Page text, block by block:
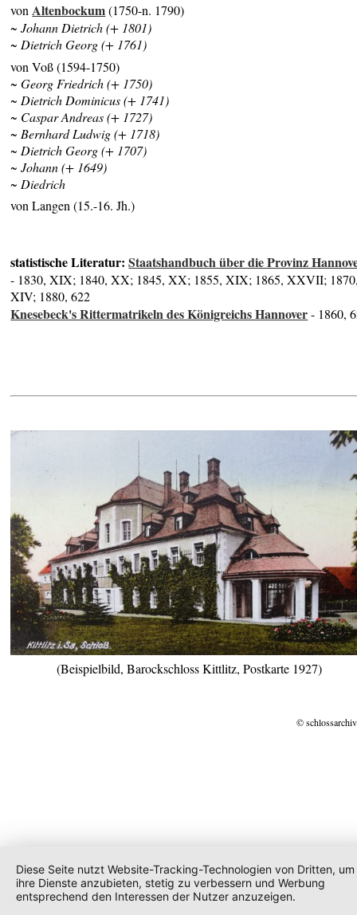
von Altenbockum(1750-n. 1790)
~ Johann Dietrich (+ 1801)
~ Dietrich Georg (+ 1761)
von Voß (1594-1750)
~ Georg Friedrich (+ 1750)
~ Dietrich Dominicus (+ 1741)
~ Caspar Andreas (+ 1727)
~ Bernhard Ludwig (+ 1718)
~ Dietrich Georg (+ 1707)
~ Johann (+ 1649)
~ Diedrich
von Langen (15.-16. Jh.)
statistische Literatur:Staatshandbuch über die Provinz
- 1830, XIX; 1840, XX; 1845, XX; 1855, XIX; 1865, XXVII;
XIV; 1880, 622
Knesebeck's Rittermatrikeln des Königreichs Hannover- 1860,
(Beispielbild, Barockschloss Kittlitz, Postkarte 1927)
©
Diese Seite nutzt Website-Tracking-Technologien von Dritten, um
ihre Dienste anzubieten, stetig zu verbessern und Werbung
entsprechend den Interessen der Nutzer anzuzeigen.